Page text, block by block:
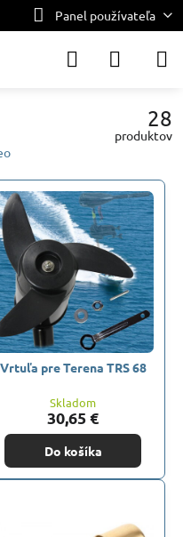
Panel používateľa
28
produktov
Vrtuľa pre Terena TRS 68
Skladom
30,65 €
Do košíka